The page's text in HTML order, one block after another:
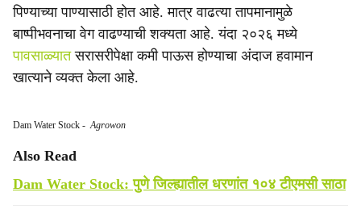
पिण्याच्या पाण्यासाठी होत आहे. मात्र वाढत्या तापमानामुळे
बाष्पीभवनाचा वेग वाढण्याची शक्यता आहे. यंदा २०२६ मध्ये
पावसाळ्यातसरासरीपेक्षा कमी पाऊस होण्याचा अंदाज हवामान
खात्याने व्यक्त केला आहे.
Dam Water Stock -Agrowon
Also Read
Dam Water Stock: पुणे जिल्ह्यातील धरणांत १०४ टीएमसी साठा